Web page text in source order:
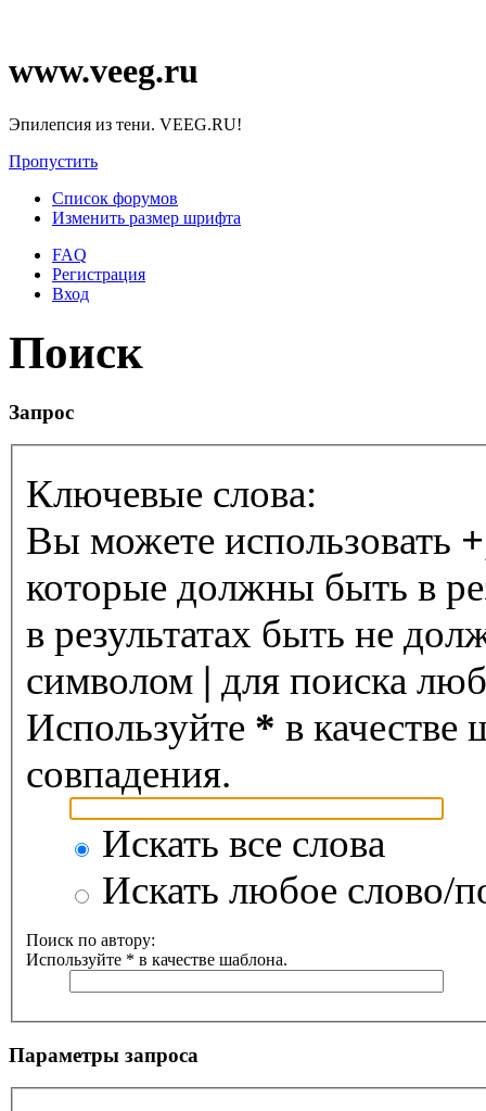
www.veeg.ru
Эпилепсия из тени. VEEG.RU!
Пропустить
Список форумов
Изменить размер шрифта
FAQ
Регистрация
Вход
Поиск
Запрос
Ключевые слова:
Вы можете использовать +
которые должны быть в
в результатах быть не
символом | для поиска
Используйте * в качестве
совпадения.
Искать все слова
Искать любое слово/
Поиск по автору:
Используйте * в качестве шаблона.
Параметры запроса